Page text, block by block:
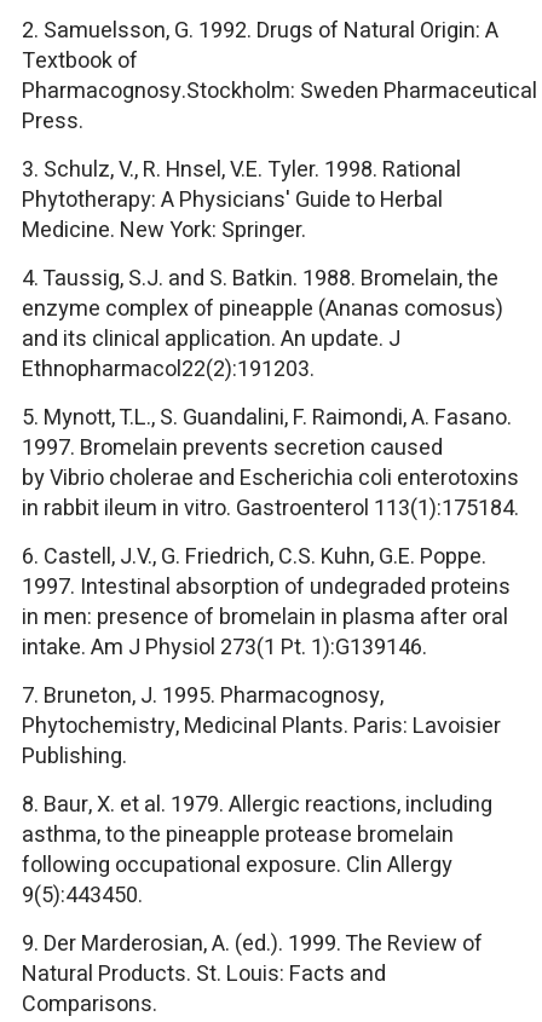
2. Samuelsson, G. 1992. Drugs of Natural Origin: A
Textbook of
Pharmacognosy.Stockholm: Sweden Pharmaceutical
Press.
3. Schulz, V., R. Hnsel, V.E. Tyler. 1998. Rational
Phytotherapy: A Physicians' Guide to Herbal
Medicine. New York: Springer.
4. Taussig, S.J. and S. Batkin. 1988. Bromelain, the
enzyme complex of pineapple (Ananas comosus)
and its clinical application. An update. J
Ethnopharmacol22(2):191203.
5. Mynott, T.L., S. Guandalini, F. Raimondi, A. Fasano.
1997. Bromelain prevents secretion caused
byVibrio cholerae and Escherichia coli enterotoxins
in rabbit ileum in vitro. Gastroenterol 113(1):175184.
6. Castell, J.V., G. Friedrich, C.S. Kuhn, G.E. Poppe.
1997. Intestinal absorption of undegraded proteins
in men: presence of bromelain in plasma after oral
intake.Am J Physiol 273(1 Pt. 1):G139146.
7. Bruneton, J. 1995. Pharmacognosy,
Phytochemistry, Medicinal Plants. Paris: Lavoisier
Publishing.
8. Baur, X. et al. 1979. Allergic reactions, including
asthma, to the pineapple protease bromelain
following occupational exposure. Clin Allergy
9(5):443450.
9. Der Marderosian, A. (ed.). 1999. The Review of
Natural Products. St. Louis: Facts and
Comparisons.